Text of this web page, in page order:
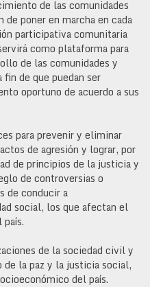
de las comunidades
de poner en marcha en cada
participativa comunitaria
como plataforma para
de las comunidades y
de que puedan ser
oportuno de acuerdo a sus
para prevenir y eliminar
de agresión y lograr, por
de principios de la justicia y
de controversias o
de conducir a
social, los que afectan el
de la sociedad civil y
la paz y la justicia social,
del país.